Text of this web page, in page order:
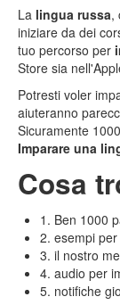
La lingua russa,
iniziare da dei
tuo percorso per
Store sia
Potresti voler
aiuteranno
Sicuramente 1000
Imparare una
Cosa
1. Ben 1000
2. esempi
3. il nostro
4. audio per
5. notifiche